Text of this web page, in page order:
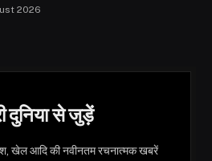
2026
दुनिया से जुड़ें
खेल आदि की नवीनतम रचनात्मक खबरें